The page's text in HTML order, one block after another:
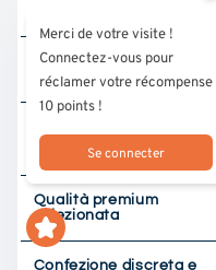
Testato da un
laboratorio di terze parti
responsabile (cultura
Qualità premium
selezionata
Confezione discreta e
Merci de votre visite !
Connectez-vous pour
réclamer votre récompense
10 points !
Se connecter